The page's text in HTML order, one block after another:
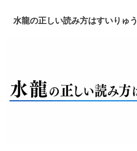
水龍の正しい読み方はすいりゅう